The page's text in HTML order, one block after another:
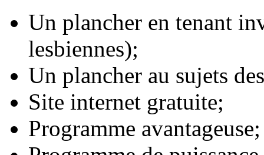
Un plancher en tenant
lesbiennes);
Un plancher au sujets
Site internet gratuite;
Programme avantageuse;